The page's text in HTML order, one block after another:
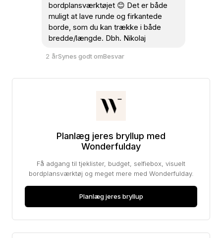
bordplansværktøjet 😊 Det er både
muligt at lave runde og firkantede
borde, som du kan trække i både
bredde/længde. Dbh. Nikolaj
2 årSynes godt omBesvar
Planlæg jeres bryllup med
Wonderfulday
Få adgang til tjeklister, budget, selfiebox, visuelt
bordplansværktøj og meget mere med Wonderfulday.
Planlæg jeres bryllup